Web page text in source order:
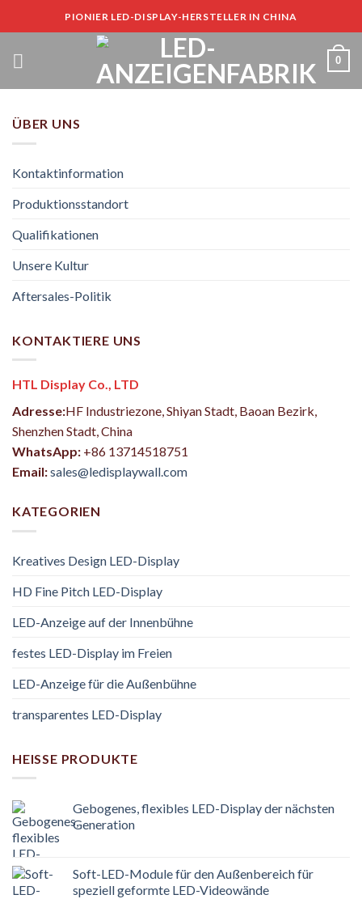
Inhalt
PIONIER LED-DISPLAY-HERSTELLER IN CHINA
0
ÜBER UNS
Kontaktinformation
Produktionsstandort
Qualifikationen
Unsere Kultur
Aftersales-Politik
KONTAKTIERE UNS
HTL Display Co., LTD
Adresse:HF Industriezone, Shiyan Stadt, Baoan Bezirk,
Shenzhen Stadt, China
WhatsApp: +86 13714518751
Email:sales@ledisplaywall.com
KATEGORIEN
Kreatives Design LED-Display
HD Fine Pitch LED-Display
LED-Anzeige auf der Innenbühne
festes LED-Display im Freien
LED-Anzeige für die Außenbühne
transparentes LED-Display
HEISSE PRODUKTE
Gebogenes, flexibles LED-Display der nächsten
Generation
Soft-LED-Module für den Außenbereich für
speziell geformte LED-Videowände